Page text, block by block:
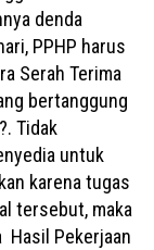
denda
PPHP harus
Serah Terima
bertanggung
Tidak
untuk
karena tugas
tersebut, maka
Hasil Pekerjaan